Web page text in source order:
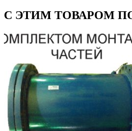
С ЭТИМ ТОВАРОМ